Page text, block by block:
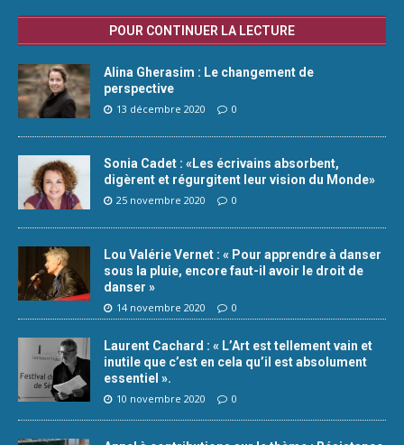
POUR CONTINUER LA LECTURE
Alina Gherasim : Le changement de
perspective
13 décembre 2020 0
Sonia Cadet : «Les écrivains absorbent,
digèrent et régurgitent leur vision du Monde»
25 novembre 2020 0
Lou Valérie Vernet : « Pour apprendre à danser
sous la pluie, encore faut-il avoir le droit de
danser »
14 novembre 2020 0
Laurent Cachard : « L’Art est tellement vain et
inutile que c’est en cela qu’il est absolument
essentiel ».
10 novembre 2020 0